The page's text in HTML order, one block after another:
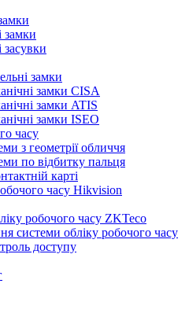
замки
засувки
замки
замки CISA
замки ATIS
замки ISEO
часу
з геометрії обличчя
по відбитку пальця
карті
часу Hikvision
робочого часу ZKTeco
системи обліку робочого часу
доступу